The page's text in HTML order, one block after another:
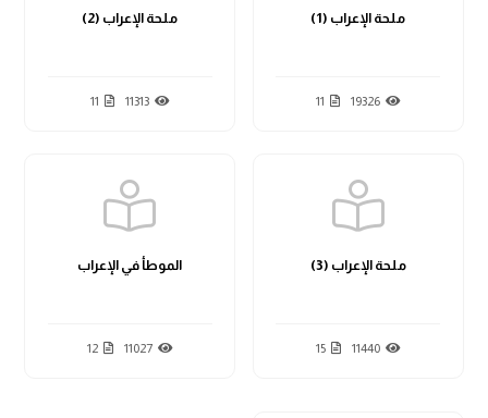
ملحة الإعراب (1)
19326
11
ملحة الإعراب (2)
11313
11
ملحة الإعراب (3)
11440
15
الموطأ في الإعراب
11027
12